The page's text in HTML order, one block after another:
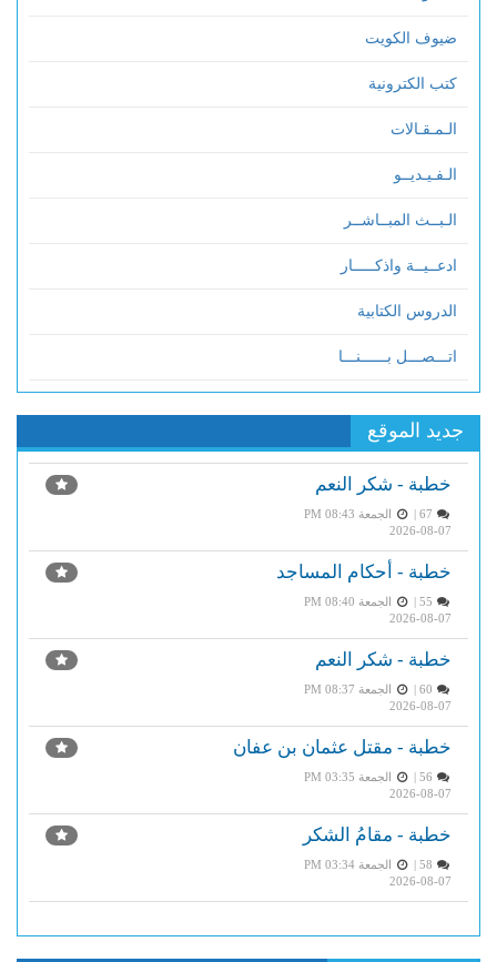
ضيوف الكويت
كتب الكترونية
الـمـقـالات
الـفـيـديــو
الـبــث المبــاشــر
ادعــيــة واذكـــــار
الدروس الكتابية
اتـــصـــل بــــــنـــا
جديد الموقع
خطبة - شكر النعم
الجمعة PM 08:43
2026-08-07
خطبة - أحكام المساجد
الجمعة PM 08:40
2026-08-07
خطبة - شكر النعم
الجمعة PM 08:37
2026-08-07
خطبة - مقتل عثمان بن عفان
الجمعة PM 03:35
2026-08-07
خطبة - مقامُ الشكر
الجمعة PM 03:34
2026-08-07